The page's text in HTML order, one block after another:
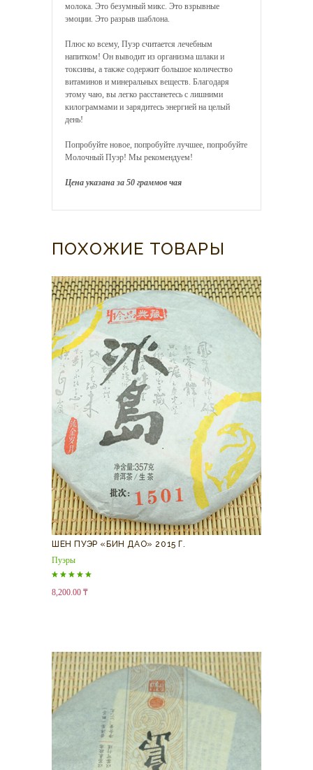
молока. Это безумный микс. Это взрывные
эмоции. Это разрыв шаблона.
Плюс ко всему, Пуэр считается лечебным
напитком! Он выводит из организма шлаки и
токсины, а также содержит большое количество
витаминов и минеральных веществ. Благодаря
этому чаю, вы легко расстанетесь с лишними
килограммами и зарядитесь энергией на целый
день!
Попробуйте новое, попробуйте лучшее, попробуйте
Молочный Пуэр! Мы рекомендуем!
Цена указана за 50 граммов чая
ПОХОЖИЕ ТОВАРЫ
ШЕН ПУЭР «БИН ДАО» 2015 Г.
Пуэры
5.00
8,200.00 ₸